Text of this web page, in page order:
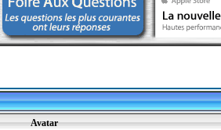
Avatar